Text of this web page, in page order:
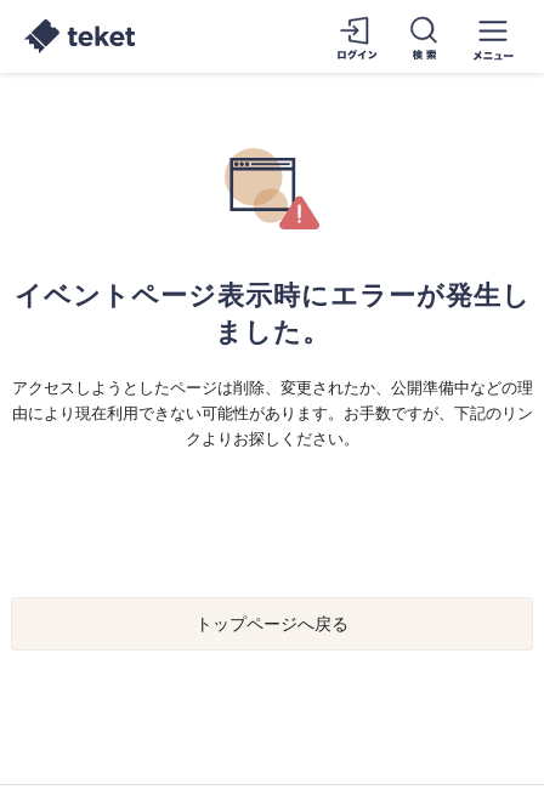
イベントページ表示時にエラーが発生し
ました。
アクセスしようとしたページは削除、変更されたか、公開準備中などの理
由により現在利用できない可能性があります。お手数ですが、下記のリン
クよりお探しください。
トップページへ戻る